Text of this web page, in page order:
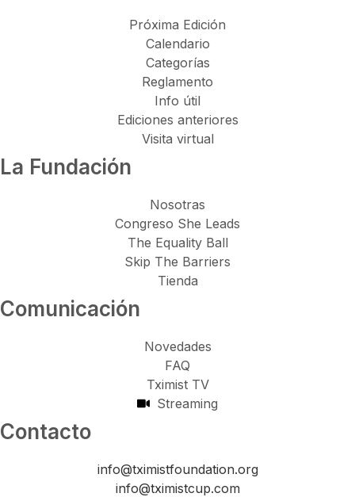
Próxima Edición
Calendario
Categorías
Reglamento
Info útil
Ediciones anteriores
Visita virtual
La Fundación
Nosotras
Congreso She Leads
The Equality Ball
Skip The Barriers
Tienda
Comunicación
Novedades
FAQ
Tximist TV
Streaming
Contacto
info@tximistfoundation.org
info@tximistcup.com